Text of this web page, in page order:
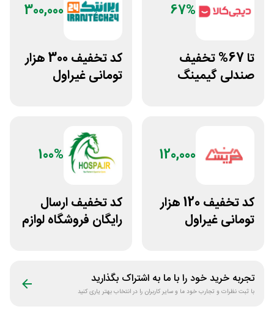
67%
تا 67% تخفیف
صندلی گیمینگ
300,000
کد تخفیف 300 هزار
تومانی غیراول
120,000
کد تخفیف 120 هزار
تومانی غیراول
100%
کد تخفیف ارسال
رایگان فروشگاه لوازم
تجربه خرید خود را با ما به اشتراک بگذارید
با ثبت نظرات و تجارب خود ما و سایر کاربران را در انتخاب بهتر یاری کنید